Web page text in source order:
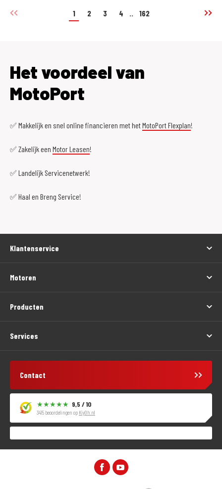
1 2 3 4 .. 162
Het voordeel van
MotoPort
✅ Makkelijk en snel online financieren met hetMotoPort Flexplan!
✅ Zakelijk een Motor Leasen!
✅ Landelijk Servicenetwerk!
✅ Haal en Breng Service!
Klantenservice
Motoren
Producten
Services
Contact
9,5 / 10
3415 beoordelingen op KiyOh.nl